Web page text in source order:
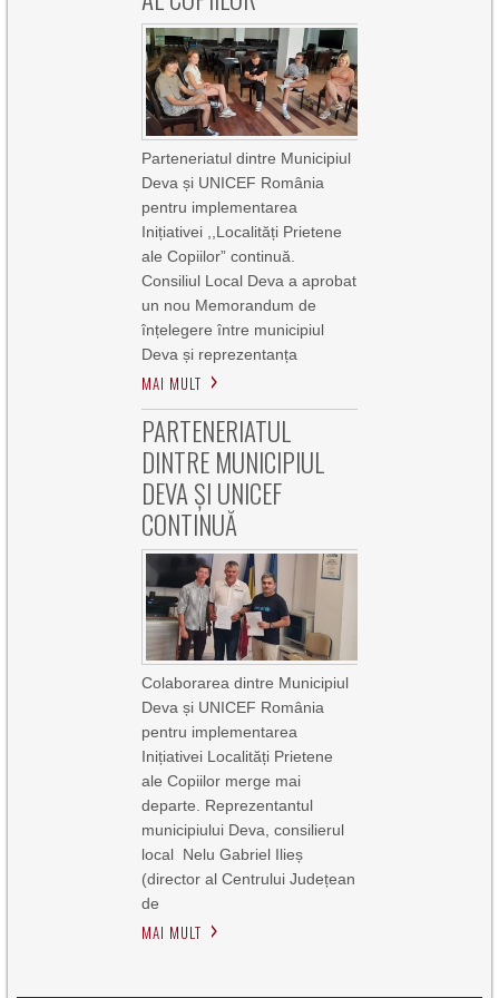
Parteneriatul dintre Municipiul
Deva și UNICEF România
pentru implementarea
Inițiativei ,,Localități Prietene
ale Copiilor” continuă.
Consiliul Local Deva a aprobat
un nou Memorandum de
înțelegere între municipiul
Deva și reprezentanța
MAI MULT
PARTENERIATUL
DINTRE MUNICIPIUL
DEVA ȘI UNICEF
CONTINUĂ
Colaborarea dintre Municipiul
Deva și UNICEF România
pentru implementarea
Inițiativei Localități Prietene
ale Copiilor merge mai
departe. Reprezentantul
municipiului Deva, consilierul
local Nelu Gabriel Ilieș
(director al Centrului Județean
de
MAI MULT